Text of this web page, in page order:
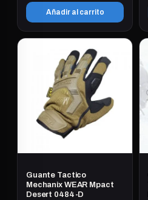
Añadir al carrito
Guante Tactico
Mechanix WEAR Mpact
Desert 0484-D